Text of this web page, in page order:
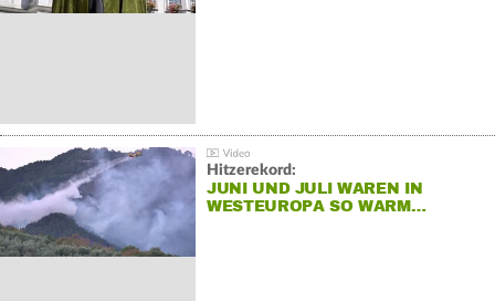
Hitzerekord:
JUNI UND JULI WAREN IN
WESTEUROPA SO WARM…